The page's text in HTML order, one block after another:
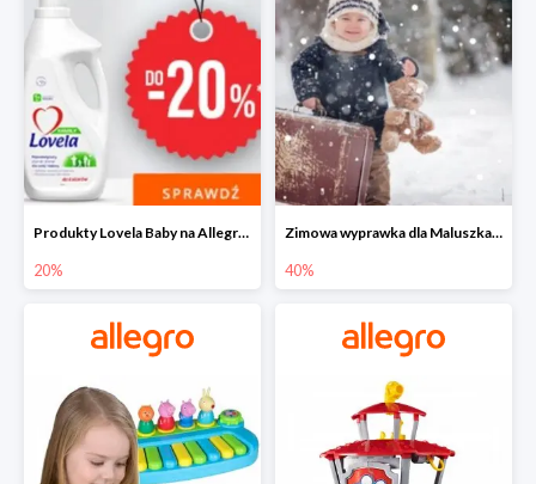
Produkty Lovela Baby na Allegro do -20%
20%
Zimowa wyprawka dla Maluszka na Allegro do -40%
40%